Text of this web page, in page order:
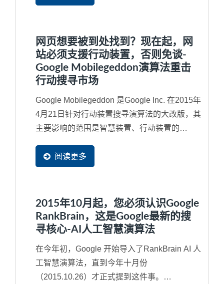
网页想要被到处找到？现在起，网
站必须支援行动装置，否则免谈-
Google Mobilegeddon演算法重击
行动搜寻市场
Google Mobilegeddon 是Google Inc. 在2015年
4月21日针对行动装置搜寻演算法的大改版，其
主要影响的范围是智慧装置、行动装置的
阅读更多
2015年10月起，您必须认识Google
RankBrain，这是Google最新的搜
寻核心-AI人工智慧演算法
在今年初，Google 开始导入了RankBrain AI 人
工智慧演算法，直到今年十月份
（2015.10.26）才正式提到这件事。